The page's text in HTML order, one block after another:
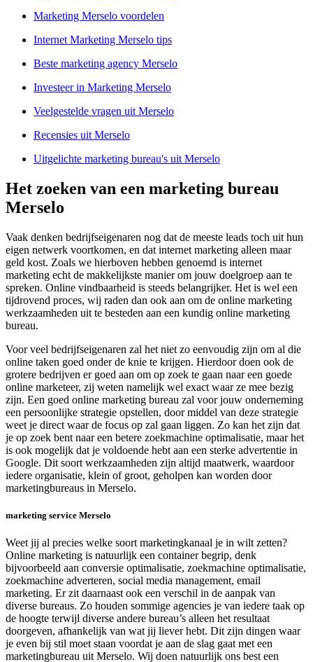
Marketing Merselo voordelen
Internet Marketing Merselo tips
Beste marketing agency Merselo
Investeer in Marketing Merselo
Veelgestelde vragen uit Merselo
Recensies uit Merselo
Uitgelichte marketing bureau's uit Merselo
Het zoeken van een marketing bureau
Merselo
Vaak denken bedrijfseigenaren nog dat de meeste leads toch uit hun
eigen netwerk voortkomen, en dat internet marketing alleen maar
geld kost. Zoals we hierboven hebben genoemd is internet
marketing echt de makkelijkste manier om jouw doelgroep aan te
spreken. Online vindbaarheid is steeds belangrijker. Het is wel een
tijdrovend proces, wij raden dan ook aan om de online marketing
werkzaamheden uit te besteden aan een kundig online marketing
bureau.
Voor veel bedrijfseigenaren zal het niet zo eenvoudig zijn om al die
online taken goed onder de knie te krijgen. Hierdoor doen ook de
grotere bedrijven er goed aan om op zoek te gaan naar een goede
online marketeer, zij weten namelijk wel exact waar ze mee bezig
zijn. Een goed online marketing bureau zal voor jouw onderneming
een persoonlijke strategie opstellen, door middel van deze strategie
weet je direct waar de focus op zal gaan liggen. Zo kan het zijn dat
je op zoek bent naar een betere zoekmachine optimalisatie, maar het
is ook mogelijk dat je voldoende hebt aan een sterke advertentie in
Google. Dit soort werkzaamheden zijn altijd maatwerk, waardoor
iedere organisatie, klein of groot, geholpen kan worden door
marketingbureaus in Merselo.
marketing service Merselo
Weet jij al precies welke soort marketingkanaal je in wilt zetten?
Online marketing is natuurlijk een container begrip, denk
bijvoorbeeld aan conversie optimalisatie, zoekmachine optimalisatie,
zoekmachine adverteren, social media management, email
marketing. Er zit daarnaast ook een verschil in de aanpak van
diverse bureaus. Zo houden sommige agencies je van iedere taak op
de hoogte terwijl diverse andere bureau’s alleen het resultaat
doorgeven, afhankelijk van wat jij liever hebt. Dit zijn dingen waar
je even bij stil moet staan voordat je aan de slag gaat met een
marketingbureau uit Merselo. Wij doen natuurlijk ons best een